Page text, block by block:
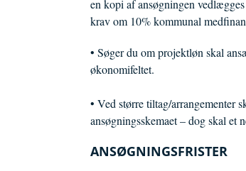
en kopi af ansøgningen
krav om 10% kommunal
• Søger du om projektløn skal
økonomifeltet.
• Ved større tiltag/arrangementer
ansøgningsskemaet – dog skal et
ANSØGNINGSFRISTER